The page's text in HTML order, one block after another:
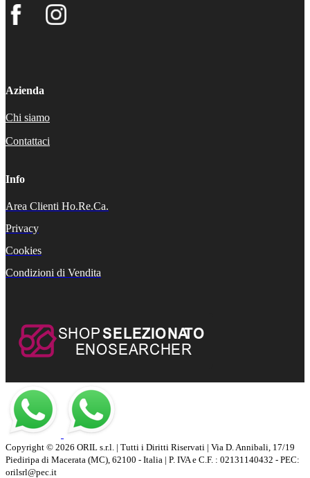
Azienda
Chi siamo
Contattaci
Info
Area Clienti Ho.Re.Ca.
Privacy
Cookies
Condizioni di Vendita
Copyright © 2026 ORIL s.r.l. | Tutti i Diritti Riservati | Via D. Annibali, 17/19
Piediripa di Macerata (MC), 62100 - Italia | P. IVA e C.F. : 02131140432 - PEC:
orilsrl@pec.it